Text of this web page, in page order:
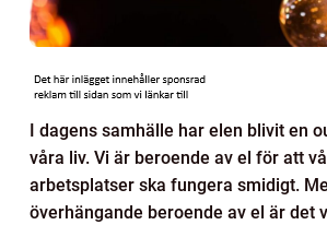
I dagens samhälle har elen blivit en
våra liv. Vi är beroende av el för att
arbetsplatser ska fungera smidigt.
överhängande beroende av el är det